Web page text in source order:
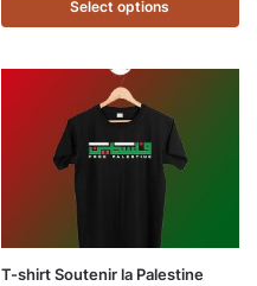
Select options
T-shirt Soutenir la Palestine